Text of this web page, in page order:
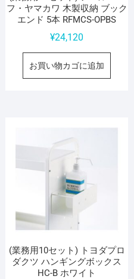
フ・ヤマカワ 木製収納 ブック
エンド 5本 RFMCS-OPBS
¥24,120
お買い物カゴに追加
(業務用10セット) トヨダプロ
ダクツ ハンギングボックス
HC-B ホワイト